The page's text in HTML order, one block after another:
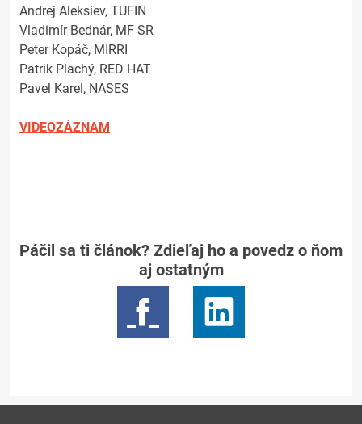
Andrej Aleksiev, TUFIN
Vladimír Bednár, MF SR
Peter Kopáč, MIRRI
Patrik Plachý, RED HAT
Pavel Karel, NASES
VIDEOZÁZNAM
Páčil sa ti článok? Zdieľaj ho a povedz o ňom
aj ostatným